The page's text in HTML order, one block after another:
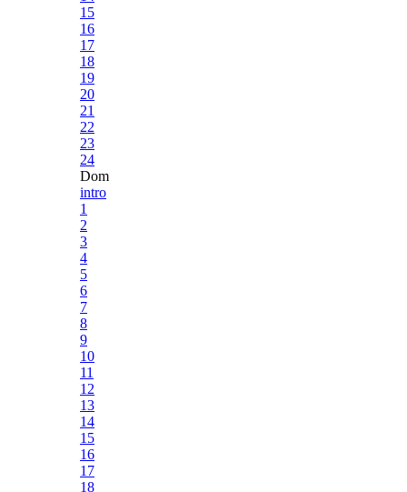
15
16
17
18
19
20
21
22
23
24
Dom
intro
1
2
3
4
5
6
7
8
9
10
11
12
13
14
15
16
17
18